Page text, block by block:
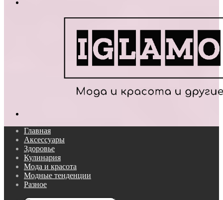
Главная
Аксессуары
Здоровье
Кулинария
Мода и красота
Модные тенденции
Разное